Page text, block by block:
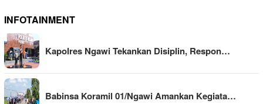
INFOTAINMENT
Kapolres Ngawi Tekankan Disiplin, Respon…
Babinsa Koramil 01/Ngawi Amankan Kegiata…